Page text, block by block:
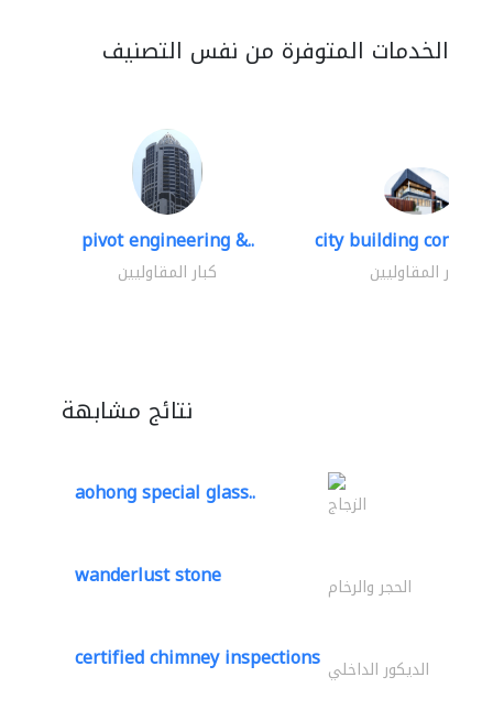
الخدمات المتوفرة من نفس التصنيف
pivot engineering &..
كبار المقاوليين
city building
كبار المقاوليين
نتائج مشابهة
aohong special glass.. الزجاج
wanderlust stone الحجر والرخام
certified chimney inspections الديكور الداخلي